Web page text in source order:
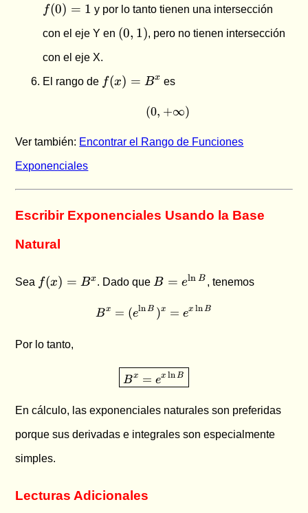
f(0) = 1 y por lo tanto tienen una intersección
con el eje Y en (0,1)
(0, 1), pero no tienen intersección
con el eje X.
El rango de f(x)
=
f(x) = Bx es
(0, +\infty)
(0, +∞)
Ver también: Encontrar el Rango de Funciones
Exponenciales
Escribir Exponenciales Usando la Base
Natural
Sea f(x)
=
f(x) = Bx. Dado que B =
B}
B = eln B , tenemos
B^x = (e^{\ln B})^x =
Bx = (eln B )x = ex ln B
Por lo tanto,
\boxed{B^x = e^{x \ln B}}
Bx = ex ln B
En cálculo, las exponenciales naturales son preferidas
porque sus derivadas e integrales son especialmente
simples.
Lecturas Adicionales